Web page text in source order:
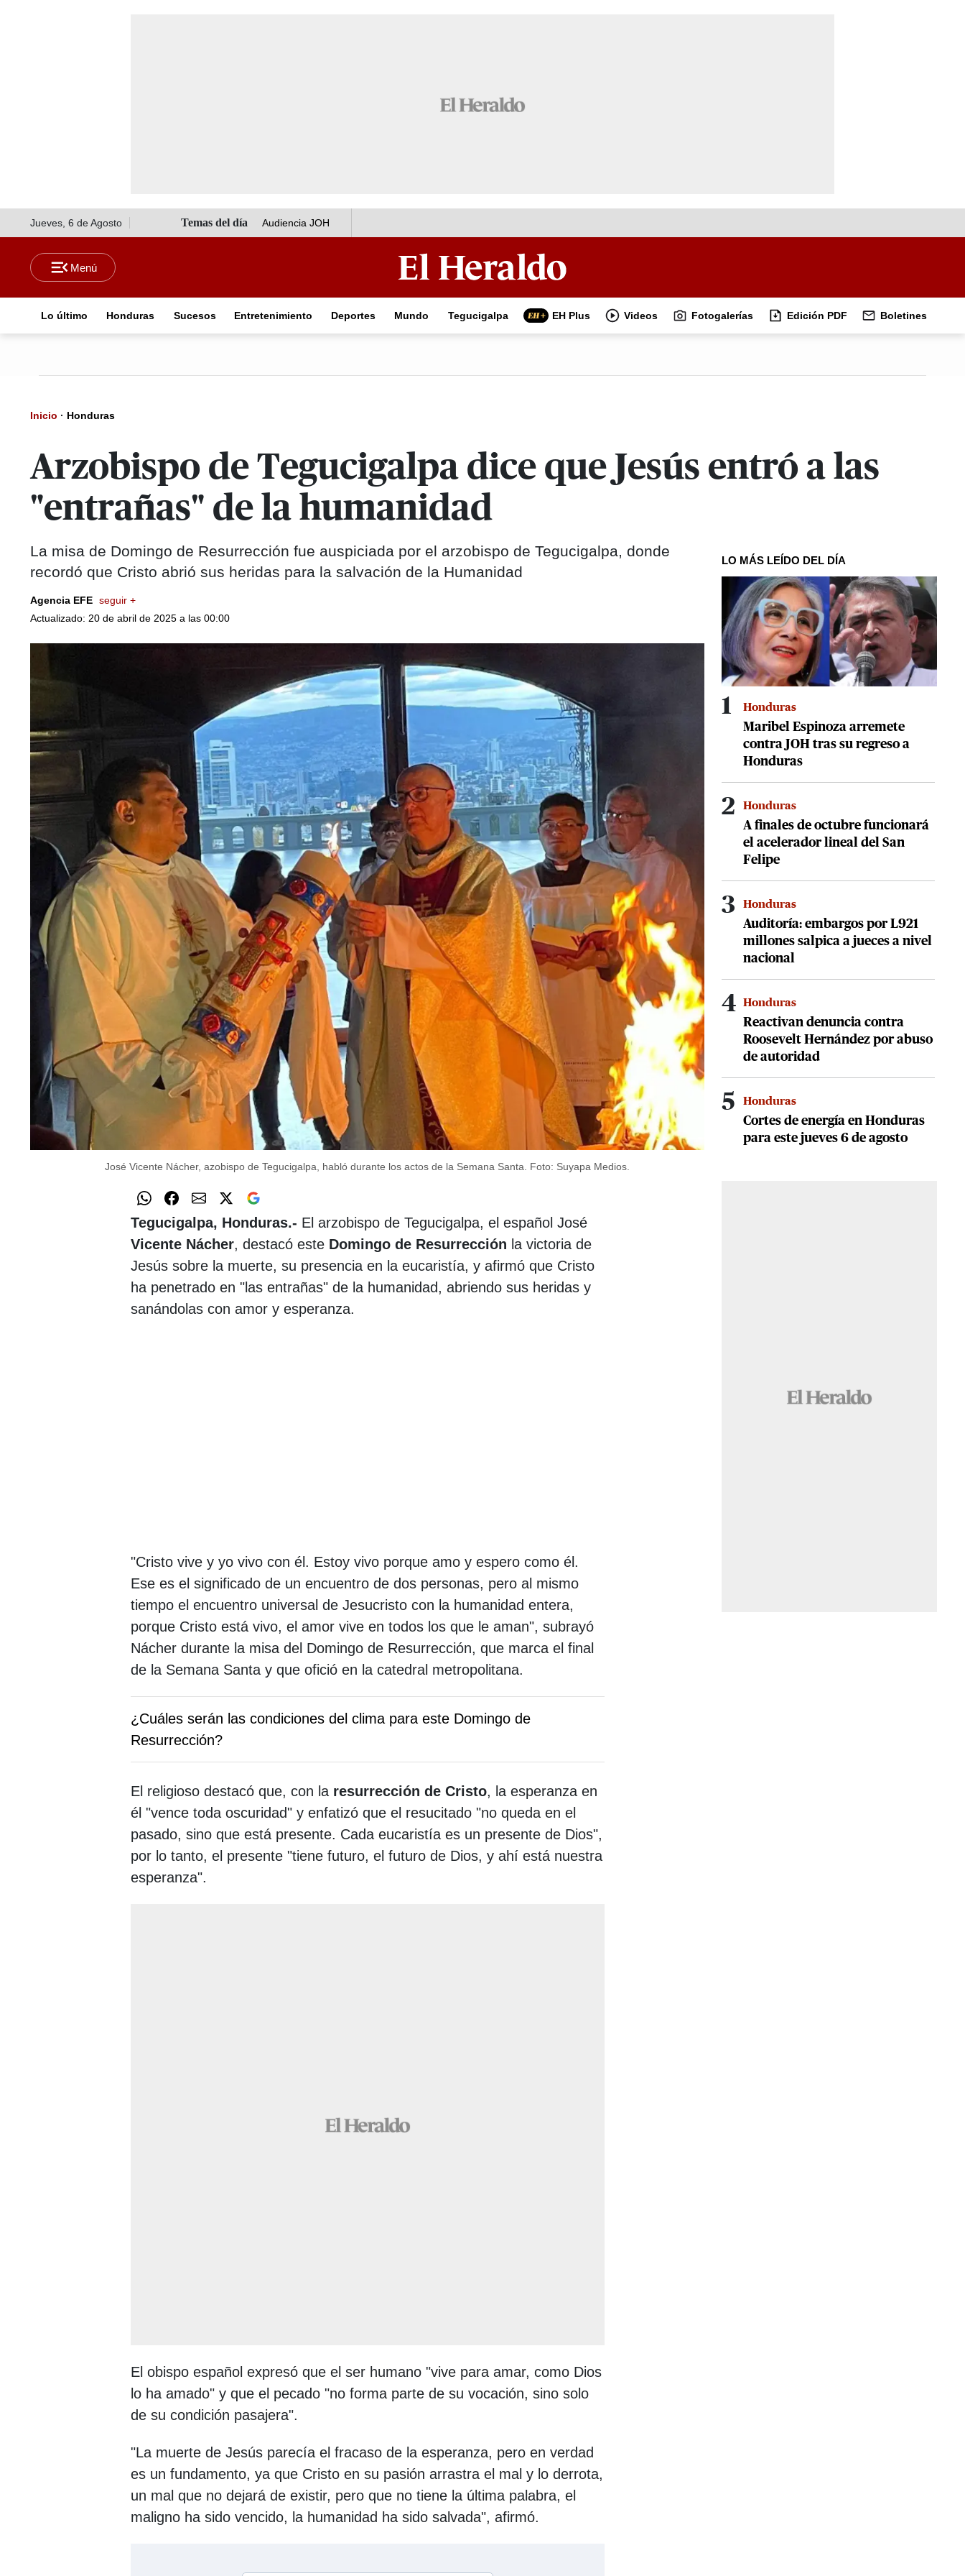
Jueves, 6 de Agosto Audiencia JOH
Lo último Honduras Sucesos Entretenimiento Deportes Mundo Tegucigalpa EH Plus Videos Fotogalerías Edición PDF Boletines
Inicio · Honduras
Arzobispo de Tegucigalpa dice que Jesús entró a las
"entrañas" de la humanidad
La misa de Domingo de Resurrección fue auspiciada por el arzobispo de Tegucigalpa, donde
recordó que Cristo abrió sus heridas para la salvación de la Humanidad
Agencia EFE seguir +
Actualizado: 20 de abril de 2025 a las 00:00
José Vicente Nácher, azobispo de Tegucigalpa, habló durante los actos de la Semana Santa. Foto: Suyapa Medios.
Tegucigalpa, Honduras.- El arzobispo de Tegucigalpa, el español José
Vicente Nácher, destacó este Domingo de Resurrección la victoria de
Jesús sobre la muerte, su presencia en la eucaristía, y afirmó que Cristo
ha penetrado en "las entrañas" de la humanidad, abriendo sus heridas y
sanándolas con amor y esperanza.
"Cristo vive y yo vivo con él. Estoy vivo porque amo y espero como él.
Ese es el significado de un encuentro de dos personas, pero al mismo
tiempo el encuentro universal de Jesucristo con la humanidad entera,
porque Cristo está vivo, el amor vive en todos los que le aman", subrayó
Nácher durante la misa del Domingo de Resurrección, que marca el final
de la Semana Santa y que ofició en la catedral metropolitana.
¿Cuáles serán las condiciones del clima para este Domingo de
Resurrección?
El religioso destacó que, con la resurrección de Cristo, la esperanza en
él "vence toda oscuridad" y enfatizó que el resucitado "no queda en el
pasado, sino que está presente. Cada eucaristía es un presente de Dios",
por lo tanto, el presente "tiene futuro, el futuro de Dios, y ahí está nuestra
esperanza".
El obispo español expresó que el ser humano "vive para amar, como Dios
lo ha amado" y que el pecado "no forma parte de su vocación, sino solo
de su condición pasajera".
"La muerte de Jesús parecía el fracaso de la esperanza, pero en verdad
es un fundamento, ya que Cristo en su pasión arrastra el mal y lo derrota,
un mal que no dejará de existir, pero que no tiene la última palabra, el
maligno ha sido vencido, la humanidad ha sido salvada", afirmó.
LO MÁS LEÍDO DEL DÍA
1 Honduras
Maribel Espinoza arremete
contra JOH tras su regreso a
Honduras
2 Honduras
A finales de octubre funcionará
el acelerador lineal del San
Felipe
3 Honduras
Auditoría: embargos por L921
millones salpica a jueces a nivel
nacional
4 Honduras
Reactivan denuncia contra
Roosevelt Hernández por abuso
de autoridad
5 Honduras
Cortes de energía en Honduras
para este jueves 6 de agosto